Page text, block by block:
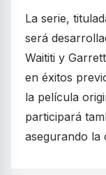
La serie,
será
Waititi y
en éxitos
la película
participará
asegurando la